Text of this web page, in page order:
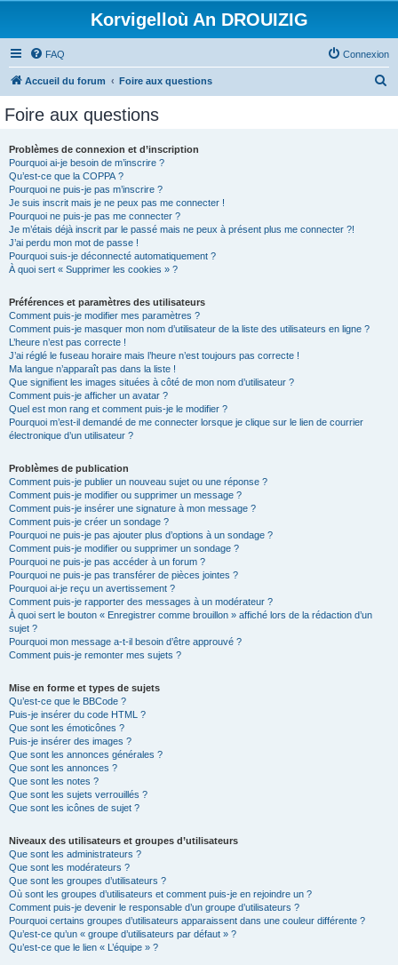
Korvigelloù An DROUIZIG
FAQ Connexion
Accueil du forum Foire aux questions
Foire aux questions
Problèmes de connexion et d’inscription
Pourquoi ai-je besoin de m’inscrire ?
Qu’est-ce que la COPPA ?
Pourquoi ne puis-je pas m’inscrire ?
Je suis inscrit mais je ne peux pas me connecter !
Pourquoi ne puis-je pas me connecter ?
Je m’étais déjà inscrit par le passé mais ne peux à présent plus me connecter ?!
J’ai perdu mon mot de passe !
Pourquoi suis-je déconnecté automatiquement ?
À quoi sert « Supprimer les cookies » ?
Préférences et paramètres des utilisateurs
Comment puis-je modifier mes paramètres ?
Comment puis-je masquer mon nom d’utilisateur de la liste des utilisateurs en ligne ?
L’heure n’est pas correcte !
J’ai réglé le fuseau horaire mais l’heure n’est toujours pas correcte !
Ma langue n’apparaît pas dans la liste !
Que signifient les images situées à côté de mon nom d’utilisateur ?
Comment puis-je afficher un avatar ?
Quel est mon rang et comment puis-je le modifier ?
Pourquoi m’est-il demandé de me connecter lorsque je clique sur le lien de courrier
électronique d’un utilisateur ?
Problèmes de publication
Comment puis-je publier un nouveau sujet ou une réponse ?
Comment puis-je modifier ou supprimer un message ?
Comment puis-je insérer une signature à mon message ?
Comment puis-je créer un sondage ?
Pourquoi ne puis-je pas ajouter plus d’options à un sondage ?
Comment puis-je modifier ou supprimer un sondage ?
Pourquoi ne puis-je pas accéder à un forum ?
Pourquoi ne puis-je pas transférer de pièces jointes ?
Pourquoi ai-je reçu un avertissement ?
Comment puis-je rapporter des messages à un modérateur ?
À quoi sert le bouton « Enregistrer comme brouillon » affiché lors de la rédaction d’un
sujet ?
Pourquoi mon message a-t-il besoin d’être approuvé ?
Comment puis-je remonter mes sujets ?
Mise en forme et types de sujets
Qu’est-ce que le BBCode ?
Puis-je insérer du code HTML ?
Que sont les émoticônes ?
Puis-je insérer des images ?
Que sont les annonces générales ?
Que sont les annonces ?
Que sont les notes ?
Que sont les sujets verrouillés ?
Que sont les icônes de sujet ?
Niveaux des utilisateurs et groupes d’utilisateurs
Que sont les administrateurs ?
Que sont les modérateurs ?
Que sont les groupes d’utilisateurs ?
Où sont les groupes d’utilisateurs et comment puis-je en rejoindre un ?
Comment puis-je devenir le responsable d’un groupe d’utilisateurs ?
Pourquoi certains groupes d’utilisateurs apparaissent dans une couleur différente ?
Qu’est-ce qu’un « groupe d’utilisateurs par défaut » ?
Qu’est-ce que le lien « L’équipe » ?